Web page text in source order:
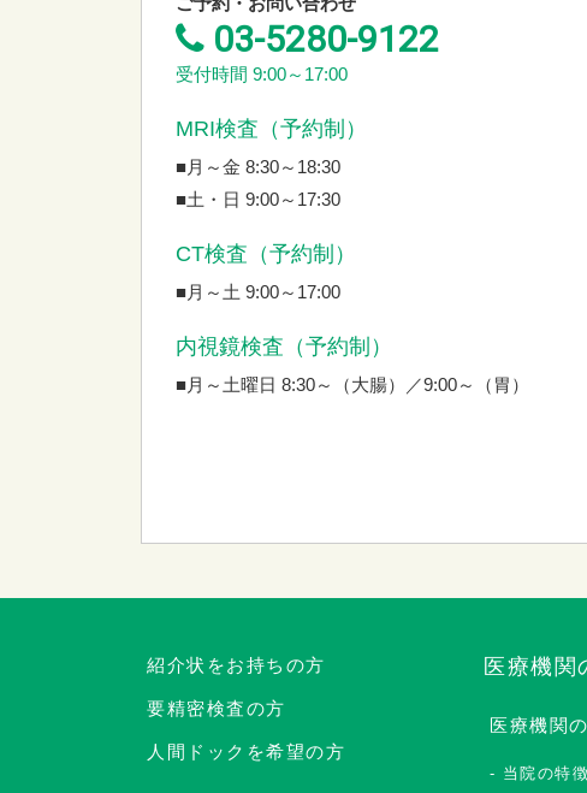
03-5280-9122
受付時間 9:00～17:00
MRI検査（予約制）
■月～金 8:30～18:30
■土・日 9:00～17:30
CT検査（予約制）
■月～土 9:00～17:00
内視鏡検査（予約制）
■月～土曜日 8:30～（大腸）／9:00～（胃）
紹介状をお持ちの方
要精密検査の方
人間ドックを希望の方
医療機関
医療機関
当院の特徴